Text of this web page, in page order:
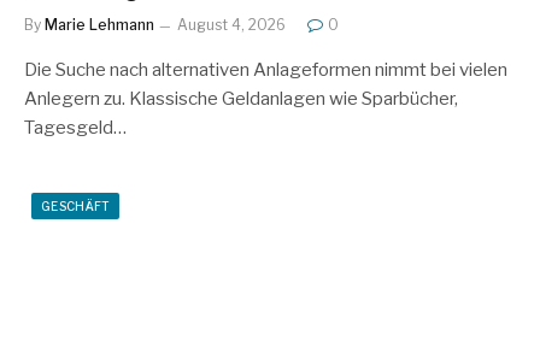
By Marie Lehmann August 4, 2026 0
Die Suche nach alternativen Anlageformen nimmt bei vielen
Anlegern zu. Klassische Geldanlagen wie Sparbücher,
Tagesgeld…
GESCHÄFT